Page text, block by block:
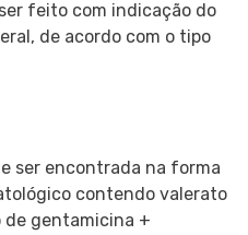
feito com indicação do
de acordo com o tipo
ser encontrada na forma
contendo valerato
gentamicina +